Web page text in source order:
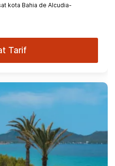
kota Bahia de Alcudia-
Tarif